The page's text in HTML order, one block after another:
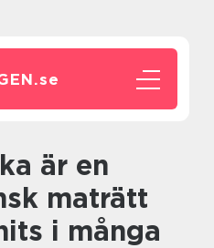
se
maträtt
i många